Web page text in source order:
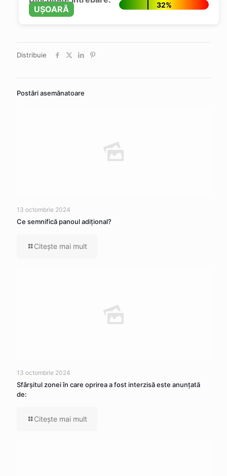
UȘOARĂ
32%
Distribuie
Postări asemănatoare
13 octombrie 2024
Ce semnifică panoul adițional?
Citeşte mai mult
13 octombrie 2024
Sfârșitul zonei în care oprirea a fost interzisă este anunțată
de:
Citeşte mai mult